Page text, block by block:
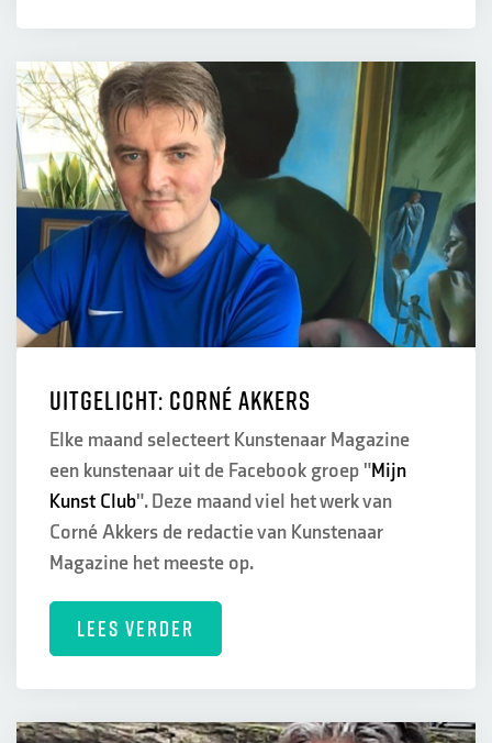
Uitgelicht: Corné Akkers
Elke maand selecteert Kunstenaar Magazine
een kunstenaar uit de Facebook groep "Mijn
Kunst Club". Deze maand viel het werk van
Corné Akkers de redactie van Kunstenaar
Magazine het meeste op.
LEES VERDER